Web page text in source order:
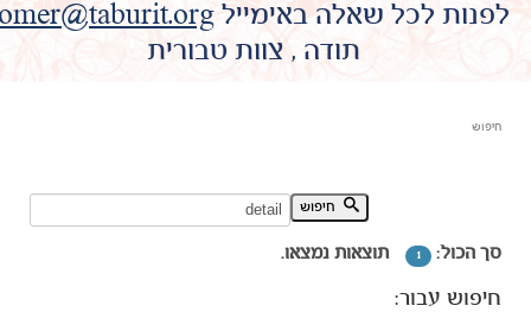
לפנות לכל שאלה באימייל
תודה , צוות טבורית
חיפוש
חיפוש מילת מפתח:
סך הכול: 1 תוצאות נמצאו.
חיפוש עבור: